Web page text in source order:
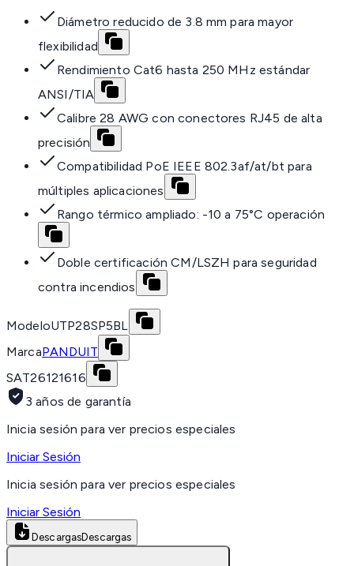
Diámetro reducido de 3.8 mm para mayor
flexibilidad
Rendimiento Cat6 hasta 250 MHz estándar
ANSI/TIA
Calibre 28 AWG con conectores RJ45 de alta
precisión
Compatibilidad PoE IEEE 802.3af/at/bt para
múltiples aplicaciones
Rango térmico ampliado: -10 a 75°C operación
Doble certificación CM/LSZH para seguridad
contra incendios
ModeloUTP28SP5BL
MarcaPANDUIT
SAT26121616
3 años de garantía
Inicia sesión para ver precios especiales
Iniciar Sesión
Inicia sesión para ver precios especiales
Iniciar Sesión
DescargasDescargas